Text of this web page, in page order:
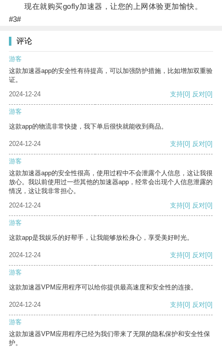
现在就购买gofly加速器，让您的上网体验更加愉快。
#3#
评论
游客
这款加速器app的安全性有待提高，可以加强防护措施，比如增加双重验
证。
2024-12-24
支持[0] 反对[0]
游客
这款app的物流非常快捷，我下单后很快就能收到商品。
2024-12-24 支持[0] 反对[0]
游客
这款加速器app的安全性很高，使用过程中不会泄露个人信息，这让我很
放心。我以前使用过一些其他的加速器app，经常会出现个人信息泄露的
情况，这让我非常担心。
2024-12-24
支持[0] 反对[0]
游客
这款app是我娱乐的好帮手，让我能够放松身心，享受美好时光。
2024-12-24 支持[0] 反对[0]
游客
这款加速器VPM应用程序可以给你提供最高速度和安全性的连接。
2024-12-24 支持[0] 反对[0]
游客
这款加速器VPM应用程序已经为我们带来了无限的隐私保护和安全性保
护。